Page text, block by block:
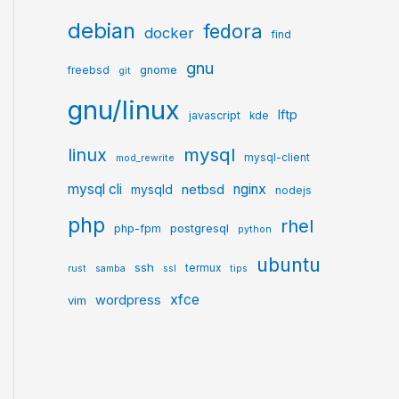
debian docker fedora find
freebsd git gnome gnu
gnu/linux javascript kde lftp
linux mod_rewrite mysql mysql-client
mysql cli mysqld netbsd nginx nodejs
php php-fpm postgresql python rhel
rust samba ssh ssl termux tips ubuntu
vim wordpress xfce